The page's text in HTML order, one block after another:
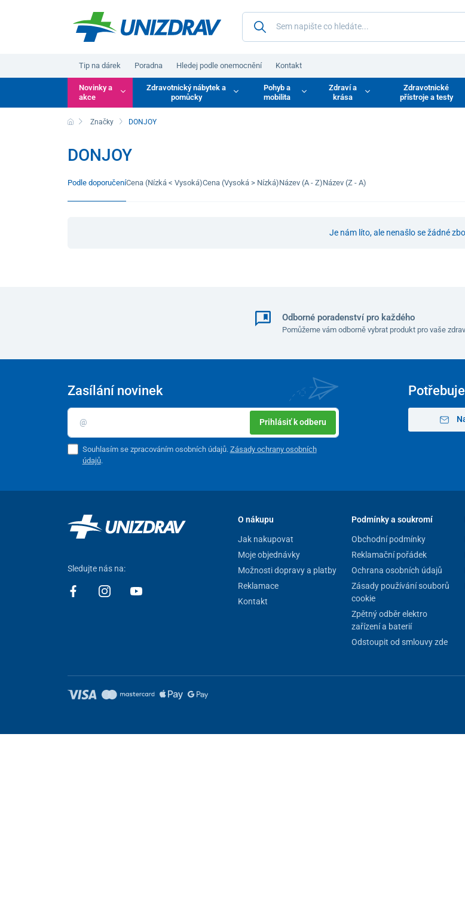
Tip na dárek Poradna Hledej podle onemocnění Kontakt
Novinky a
akce
Zdravotnický nábytek a
pomůcky
Pohyb a
mobilita
Zdraví a
krása
Zdravotnické
přístroje a testy
Značky DONJOY
DONJOY
Podle doporučeníCena (Nízká < Vysoká)Cena (Vysoká > Nízká)Název (A - Z)Název (Z - A)
Je nám líto, ale nenašlo se žádné
Odborné poradenství pro každého
Pomůžeme vám odborně vybrat produkt pro vaše
Zasílání novinek
Prihlásiť k odberu
Souhlasím se zpracováním osobních údajů. Zásady ochrany osobních
údajů.
Sledujte nás na:
O nákupu
Jak nakupovat
Moje objednávky
Možnosti dopravy a platby
Reklamace
Kontakt
Podmínky a soukromí
Obchodní podmínky
Reklamační pořádek
Ochrana osobních údajů
Zásady používání souborů
cookie
Zpětný odběr elektro
zařízení a baterií
Odstoupit od smlouvy zde